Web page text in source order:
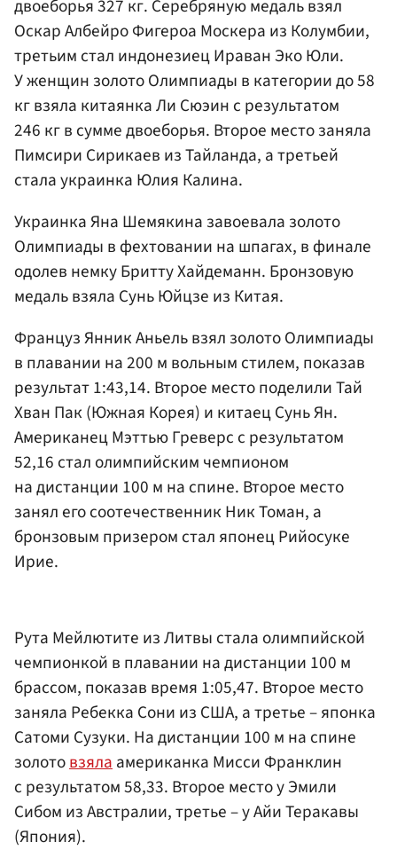
двоеборья 327 кг. Серебряную медаль взял
Оскар Албейро Фигероа Москера из Колумбии,
третьим стал индонезиец Ираван Эко Юли.
У женщин золото Олимпиады в категории до 58
кг взяла китаянка Ли Сюэин с результатом
246 кг в сумме двоеборья. Второе место заняла
Пимсири Сирикаев из Тайланда, а третьей
стала украинка Юлия Калина.
Украинка Яна Шемякина завоевала золото
Олимпиады в фехтовании на шпагах, в финале
одолев немку Бритту Хайдеманн. Бронзовую
медаль взяла Сунь Юйцзе из Китая.
Француз Янник Аньель взял золото Олимпиады
в плавании на 200 м вольным стилем, показав
результат 1:43,14. Второе место поделили Тай
Хван Пак (Южная Корея) и китаец Сунь Ян.
Американец Мэттью Греверс с результатом
52,16 стал олимпийским чемпионом
на дистанции 100 м на спине. Второе место
занял его соотечественник Ник Томан, а
бронзовым призером стал японец Рийосуке
Ирие.
Рута Мейлютите из Литвы стала олимпийской
чемпионкой в плавании на дистанции 100 м
брассом, показав время 1:05,47. Второе место
заняла Ребекка Сони из США, а третье – японка
Сатоми Сузуки. На дистанции 100 м на спине
золотовзялаамериканка Мисси Франклин
с результатом 58,33. Второе место у Эмили
Сибом из Австралии, третье – у Айи Теракавы
(Япония).